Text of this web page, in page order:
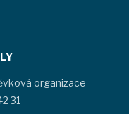
organizace
31